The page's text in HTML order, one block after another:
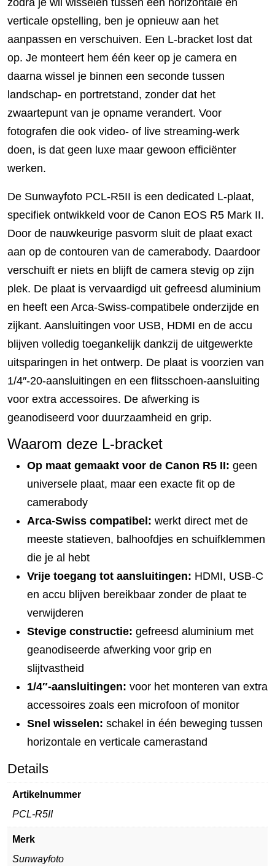
zodra je wil wisselen tussen een horizontale en
verticale opstelling, ben je opnieuw aan het
aanpassen en verschuiven. Een L-bracket lost dat
op. Je monteert hem één keer op je camera en
daarna wissel je binnen een seconde tussen
landschap- en portretstand, zonder dat het
zwaartepunt van je opname verandert. Voor
fotografen die ook video- of live streaming-werk
doen, is dat geen luxe maar gewoon efficiënter
werken.
De Sunwayfoto PCL-R5II is een dedicated L-plaat,
specifiek ontwikkeld voor de Canon EOS R5 Mark II.
Door de nauwkeurige pasvorm sluit de plaat exact
aan op de contouren van de camerabody. Daardoor
verschuift er niets en blijft de camera stevig op zijn
plek. De plaat is vervaardigd uit gefreesd aluminium
en heeft een Arca-Swiss-compatibele onderzijde en
zijkant. Aansluitingen voor USB, HDMI en de accu
blijven volledig toegankelijk dankzij de uitgewerkte
uitsparingen in het ontwerp. De plaat is voorzien van
1/4″-20-aansluitingen en een flitsschoen-aansluiting
voor extra accessoires. De afwerking is
geanodiseerd voor duurzaamheid en grip.
Waarom deze L-bracket
Op maat gemaakt voor de Canon R5 II: geen
universele plaat, maar een exacte fit op de
camerabody
Arca-Swiss compatibel: werkt direct met de
meeste statieven, balhoofdjes en schuifklemmen
die je al hebt
Vrije toegang tot aansluitingen: HDMI, USB-C
en accu blijven bereikbaar zonder de plaat te
verwijderen
Stevige constructie: gefreesd aluminium met
geanodiseerde afwerking voor grip en
slijtvastheid
1/4″-aansluitingen: voor het monteren van extra
accessoires zoals een microfoon of monitor
Snel wisselen: schakel in één beweging tussen
horizontale en verticale camerastand
Details
Artikelnummer
PCL-R5II
Merk
Sunwayfoto